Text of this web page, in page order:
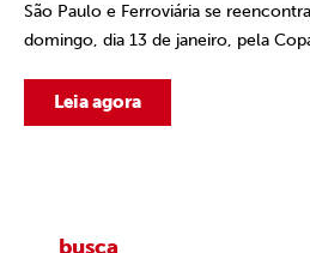
São Paulo e Ferroviária se
domingo, dia 13 de janeiro, pela
Leia agora